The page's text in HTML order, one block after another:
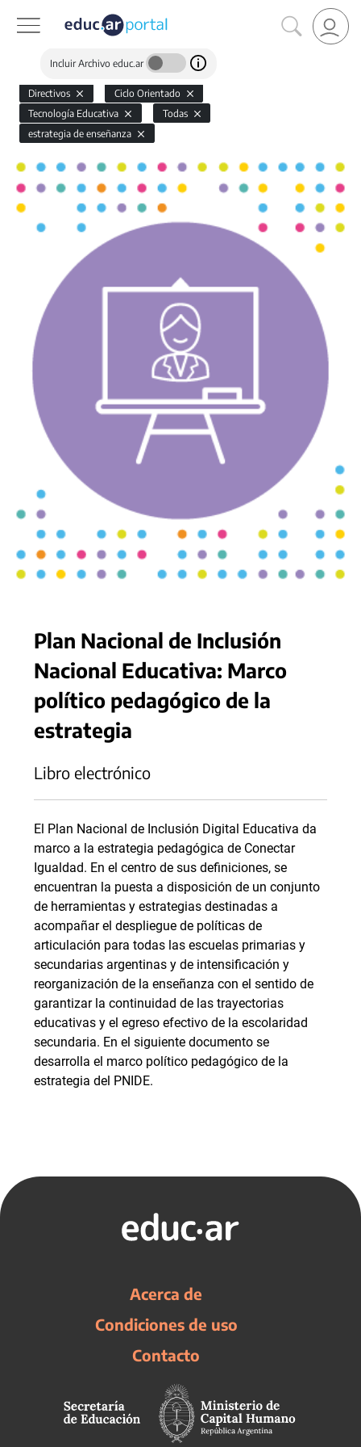
Incluir Archivo educ.ar
Directivos
Ciclo Orientado
Tecnología Educativa
Todas
estrategia de enseñanza
Plan Nacional de Inclusión
Nacional Educativa: Marco
político pedagógico de la
estrategia
Libro electrónico
El Plan Nacional de Inclusión Digital Educativa da
marco a la estrategia pedagógica de Conectar
Igualdad. En el centro de sus definiciones, se
encuentran la puesta a disposición de un conjunto
de herramientas y estrategias destinadas a
acompañar el despliegue de políticas de
articulación para todas las escuelas primarias y
secundarias argentinas y de intensificación y
reorganización de la enseñanza con el sentido de
garantizar la continuidad de las trayectorias
educativas y el egreso efectivo de la escolaridad
secundaria. En el siguiente documento se
desarrolla el marco político pedagógico de la
estrategia del PNIDE.
Acerca de
Condiciones de uso
Contacto